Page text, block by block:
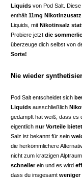
Liquids von Pod Salt.
enthält 11mg Nikotinzusatz
Liquids, mit Nikotinsalz
Probiere jetzt die
überzeuge dich selbst von
Sorte!
Nie wieder
Pod Salt entscheidet sich
Liquids ausschließlich
gedampft hat weiß, dass es
eigentlich nur Vorteile bietet
Salz ist bekannt für sein
die herkömmlichere
nicht zum kratzigen
schnellerein und es wird
dass du insgesamt weniger